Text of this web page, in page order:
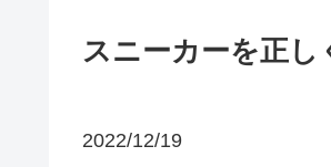
スニーカーを正し
2022/12/19